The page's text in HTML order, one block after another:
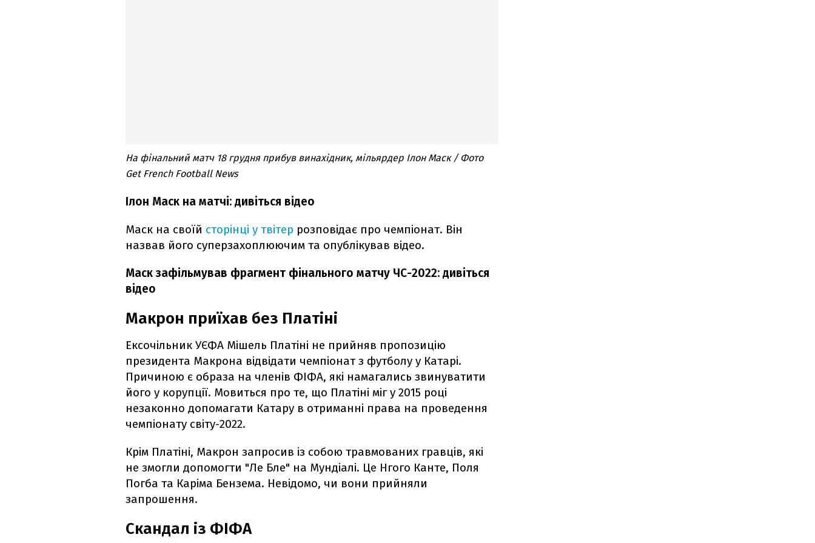
На фінальний матч 18 грудня прибув винахідник, мільярдер Ілон Маск / Фото
Get French Football News
Ілон Маск на матчі: дивіться відео
Маск на своїй сторінці у твітер розповідає про чемпіонат. Він
назвав його суперзахоплюючим та опублікував відео.
Маск зафільмував фрагмент фінального матчу ЧС-2022: дивіться
відео
Макрон приїхав без Платіні
Ексочільник УЄФА Мішель Платіні не прийняв пропозицію
президента Макрона відвідати чемпіонат з футболу у Катарі.
Причиною є образа на членів ФІФА, які намагались звинуватити
його у корупції. Мовиться про те, що Платіні міг у 2015 році
незаконно допомагати Катару в отриманні права на проведення
чемпіонату світу-2022.
Крім Платіні, Макрон запросив із собою травмованих гравців, які
не змогли допомогти "Ле Бле" на Мундіалі. Це Нгого Канте, Поля
Погба та Каріма Бензема. Невідомо, чи вони прийняли
запрошення.
Скандал із ФІФА